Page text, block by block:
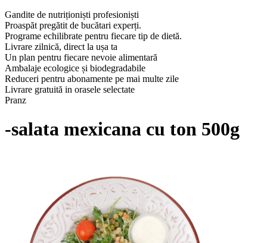
Gandite de nutriționiști profesioniști
Proaspăt pregătit de bucătari experți.
Programe echilibrate pentru fiecare tip de dietă.
Livrare zilnică, direct la ușa ta
Un plan pentru fiecare nevoie alimentară
Ambalaje ecologice și biodegradabile
Reduceri pentru abonamente pe mai multe zile
Livrare gratuită in orasele selectate
Pranz
-salata mexicana cu ton 500g